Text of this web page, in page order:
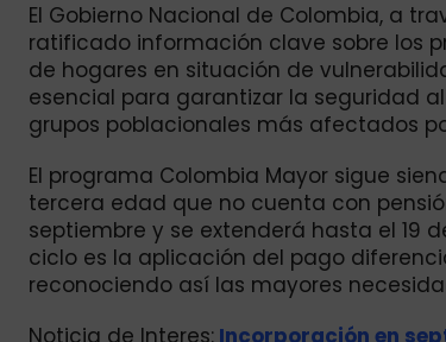
El Gobierno Nacional de Colombia, a
ratificado información clave sobre los
de hogares en situación de
esencial para garantizar la seguridad
grupos poblacionales más afectados
El programa Colombia Mayor sigue
tercera edad que no cuenta con
septiembre y se extenderá hasta el 19
ciclo es la aplicación del pago
reconociendo así las mayores
Noticia de Interes: Incorporación en